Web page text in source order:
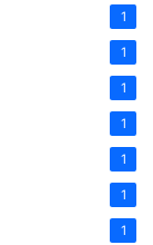
1
1
1
1
1
1
1